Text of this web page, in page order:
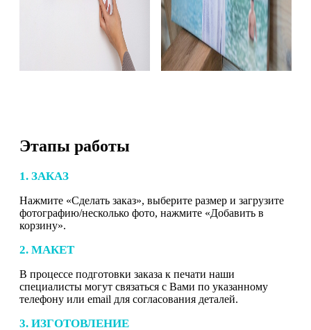
Этапы работы
1. ЗАКАЗ
Нажмите «Сделать заказ», выберите размер и загрузите
фотографию/несколько фото, нажмите «Добавить в
корзину».
2. МАКЕТ
В процессе подготовки заказа к печати наши
специалисты могут связаться с Вами по указанному
телефону или email для согласования деталей.
3. ИЗГОТОВЛЕНИЕ